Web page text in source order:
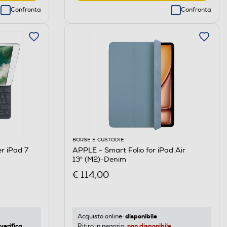
Confronta Confronta
iPad 7
BORSE E CUSTODIE
APPLE - Smart Folio for iPad Air
13" (M2)-Denim
€ 114,00
Acquisto online: disponibile